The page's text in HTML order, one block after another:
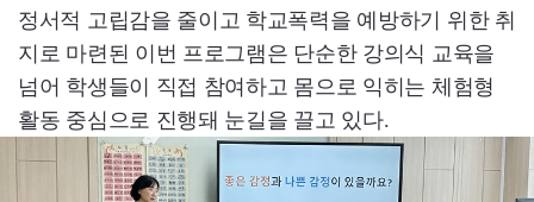
정서적 고립감을 줄이고 학교폭력을 예방하기 위한 취
지로 마련된 이번 프로그램은 단순한 강의식 교육을
넘어 학생들이 직접 참여하고 몸으로 익히는 체험형
활동 중심으로 진행돼 눈길을 끌고 있다.